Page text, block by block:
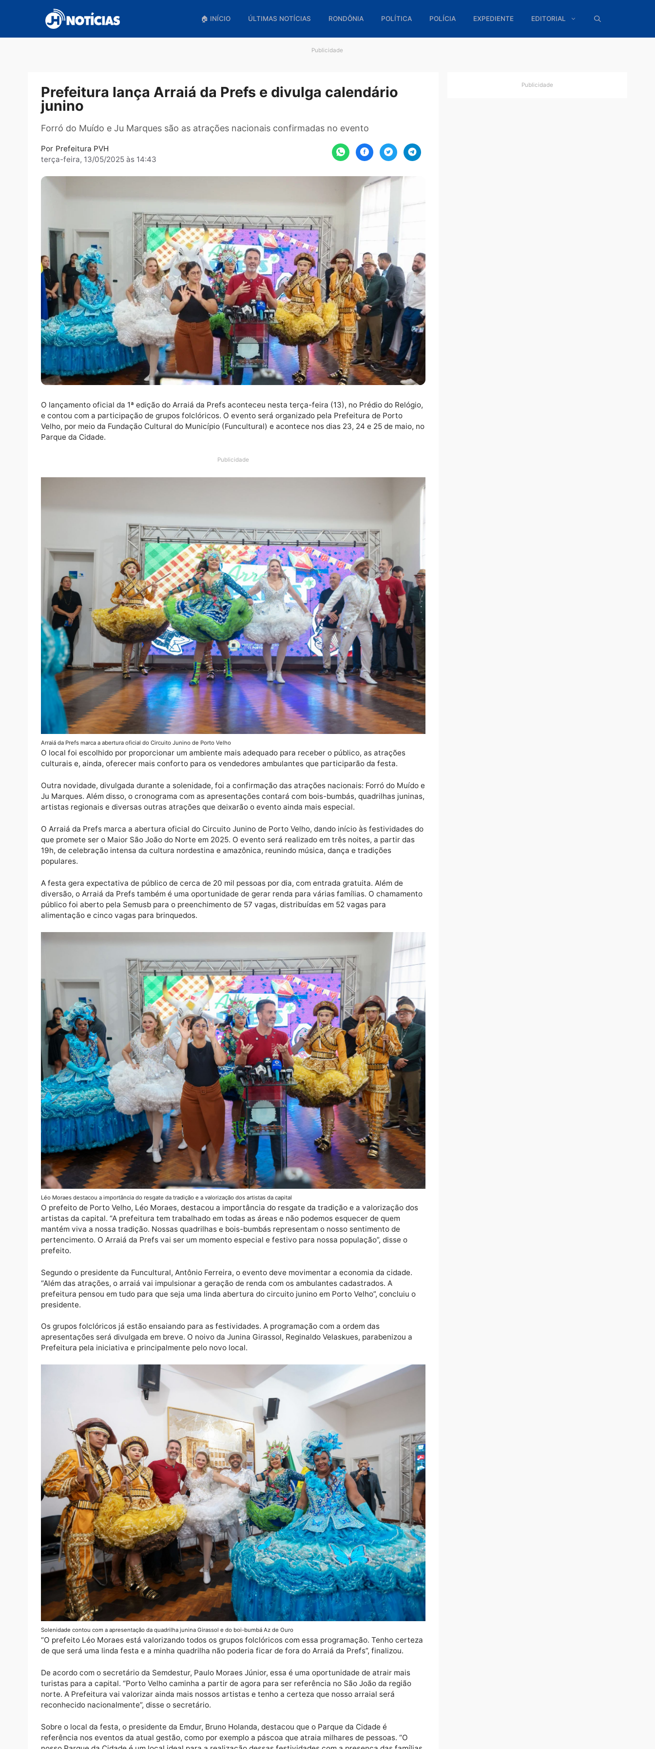
conteúdo
🏠 INÍCIO ÚLTIMAS NOTÍCIAS RONDÔNIA POLÍTICA POLÍCIA EXPEDIENTE EDITORIAL
Prefeitura lança Arraiá da Prefs e divulga calendário
junino
Forró do Muído e Ju Marques são as atrações nacionais confirmadas no evento
Por Prefeitura PVH
terça-feira, 13/05/2025 às 14:43
e contou com a participação de grupos folclóricos. O evento será organizado pela Prefeitura de Porto
Arraiá da Prefs marca a abertura oficial do Circuito Junino de Porto Velho
O local foi escolhido por proporcionar um ambiente mais adequado para receber o público, as atrações
culturais e, ainda, oferecer mais conforto para os vendedores ambulantes que participarão da festa.
Ju Marques. Além disso, o cronograma com as apresentações contará com bois-bumbás, quadrilhas juninas,
artistas regionais e diversas outras atrações que deixarão o evento ainda mais especial.
O Arraiá da Prefs marca a abertura oficial do Circuito Junino de Porto Velho, dando início às festividades do
que promete ser o Maior São João do Norte em 2025. O evento será realizado em três noites, a partir das
19h, de celebração intensa da cultura nordestina e amazônica, reunindo música, dança e tradições
A festa gera expectativa de público de cerca de 20 mil pessoas por dia, com entrada gratuita. Além de
diversão, o Arraiá da Prefs também é uma oportunidade de gerar renda para várias famílias. O chamamento
público foi aberto pela Semusb para o preenchimento de 57 vagas, distribuídas em 52 vagas para
alimentação e cinco vagas para brinquedos.
Léo Moraes destacou a importância do resgate da tradição e a valorização dos artistas da capital
O prefeito de Porto Velho, Léo Moraes, destacou a importância do resgate da tradição e a valorização dos
artistas da capital. “A prefeitura tem trabalhado em todas as áreas e não podemos esquecer de quem
mantém viva a nossa tradição. Nossas quadrilhas e bois-bumbás representam o nosso sentimento de
pertencimento. O Arraiá da Prefs vai ser um momento especial e festivo para nossa população”, disse o
Segundo o presidente da Funcultural, Antônio Ferreira, o evento deve movimentar a economia da cidade.
“Além das atrações, o arraiá vai impulsionar a geração de renda com os ambulantes cadastrados. A
prefeitura pensou em tudo para que seja uma linda abertura do circuito junino em Porto Velho”, concluiu o
presidente.
Os grupos folclóricos já estão ensaiando para as festividades. A programação com a ordem das
apresentações será divulgada em breve. O noivo da Junina Girassol, Reginaldo Velaskues, parabenizou a
Prefeitura pela iniciativa e principalmente pelo novo local.